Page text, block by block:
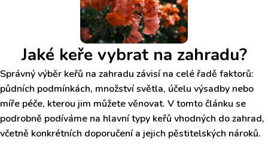
Jaké keře vybrat na zahradu?
Správný výběr keřů na zahradu závisí na celé řadě faktorů:
půdních podmínkách, množství světla, účelu výsadby nebo
míře péče, kterou jim můžete věnovat. V tomto článku se
podrobně podíváme na hlavní typy keřů vhodných do zahrad,
včetně konkrétních doporučení a jejich pěstitelských nároků.